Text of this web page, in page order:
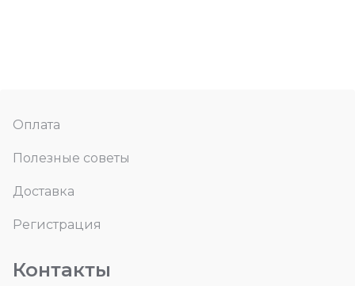
Оплата
Полезные советы
Доставка
Регистрация
Контакты